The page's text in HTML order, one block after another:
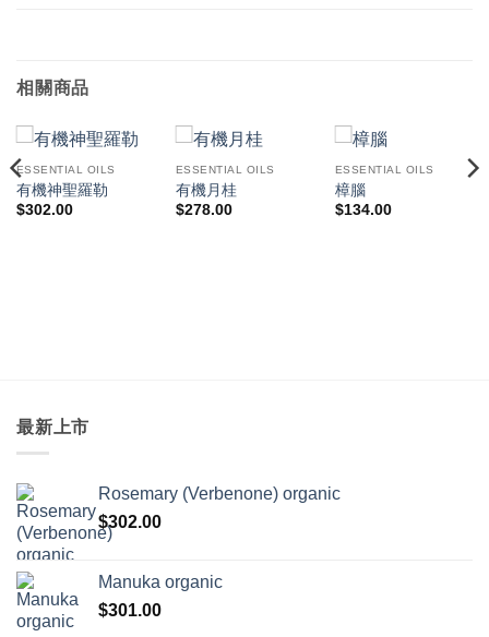
相關商品
ESSENTIAL OILS
有機神聖羅勒
$302.00
ESSENTIAL OILS
有機月桂
$278.00
ESSENTIAL OILS
樟腦
$134.00
最新上市
Rosemary (Verbenone) organic
$302.00
Manuka organic
$301.00